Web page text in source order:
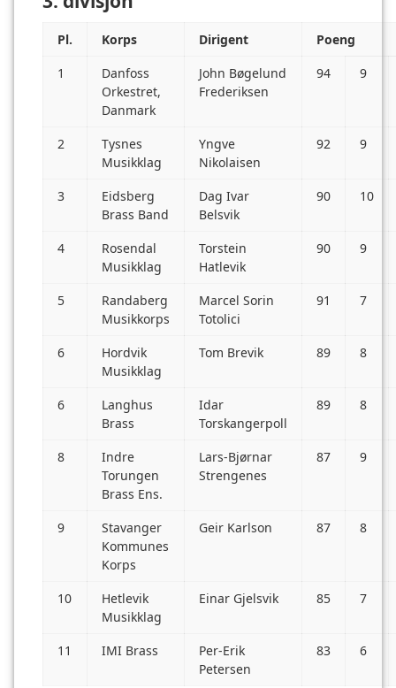
Pl. Korps Dirigent
Poeng
1
Danfoss
Orkestret,
Danmark
John Bøgelund
Frederiksen
94 9
2
Tysnes
Musikklag
Yngve
Nikolaisen
92 9
3
Eidsberg
Brass Band
Dag Ivar
Belsvik
90 10
4
Rosendal
Musikklag
Torstein
Hatlevik
90 9
5
Randaberg
Musikkorps
Marcel Sorin
Totolici
91 7
6
Hordvik
Musikklag
Tom Brevik 89 8
6
Langhus
Brass
Idar
Torskangerpoll
89 8
8
Indre
Torungen
Brass Ens.
Lars-Bjørnar
Strengenes
87 9
9
Stavanger
Kommunes
Korps
Geir Karlson 87 8
10
Hetlevik
Musikklag
Einar Gjelsvik 85 7
11 IMI Brass
Per-Erik
Petersen
83 6